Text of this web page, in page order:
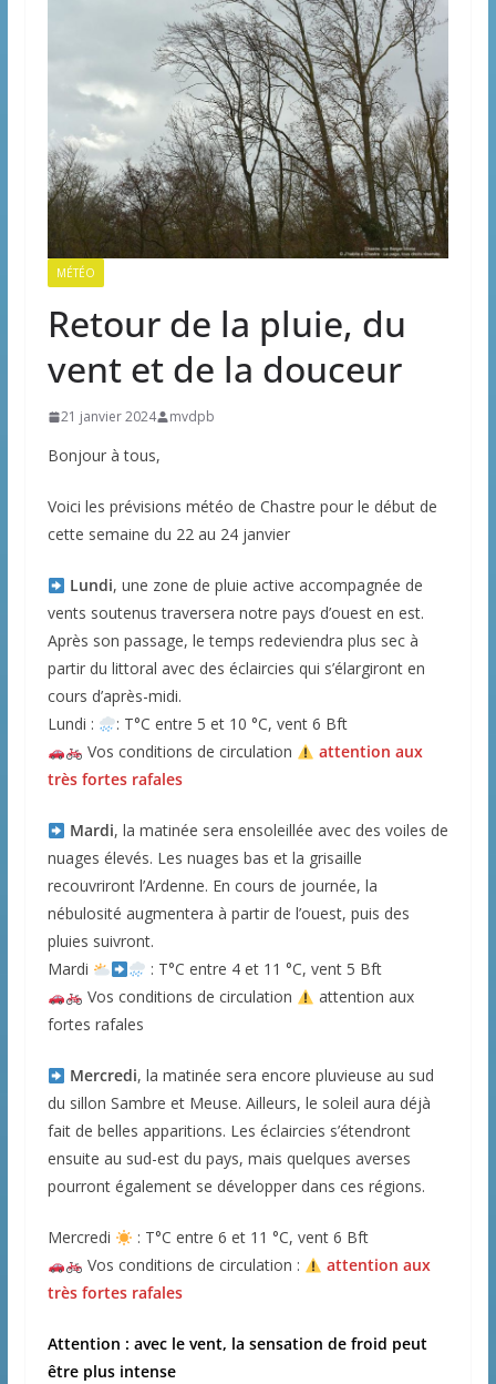
MÉTÉO
Retour de la pluie, du
vent et de la douceur
21 janvier 2024 mvdpb
Bonjour à tous,
Voici les prévisions météo de Chastre pour le début de
cette semaine du 22 au 24 janvier
️ Lundi, une zone de pluie active accompagnée de
vents soutenus traversera notre pays d’ouest en est.
Après son passage, le temps redeviendra plus sec à
partir du littoral avec des éclaircies qui s’élargiront en
cours d’après-midi.
Lundi :
: T°C entre 5 et 10 °C, vent 6 Bft
Vos conditions de circulation
attention aux
très fortes rafales
️ Mardi, la matinée sera ensoleillée avec des voiles de
nuages élevés. Les nuages bas et la grisaille
recouvriront l’Ardenne. En cours de journée, la
nébulosité augmentera à partir de l’ouest, puis des
pluies suivront.
Mardi
: T°C entre 4 et 11 °C, vent 5 Bft
Vos conditions de circulation
attention aux
fortes rafales
Mercredi, la matinée sera encore pluvieuse au sud
du sillon Sambre et Meuse. Ailleurs, le soleil aura déjà
fait de belles apparitions. Les éclaircies s’étendront
ensuite au sud-est du pays, mais quelques averses
pourront également se développer dans ces régions.
Mercredi
: T°C entre 6 et 11 °C, vent 6 Bft
Vos conditions de circulation :
attention aux
très fortes rafales
Attention : avec le vent, la sensation de froid peut
être plus intense